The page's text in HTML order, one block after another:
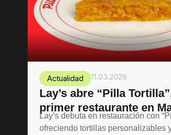
Actualidad 11.03.2026
Lay’s abre “Pilla
primer restaurante en
Lay’s debuta en restauración con
ofreciendo tortillas personalizables